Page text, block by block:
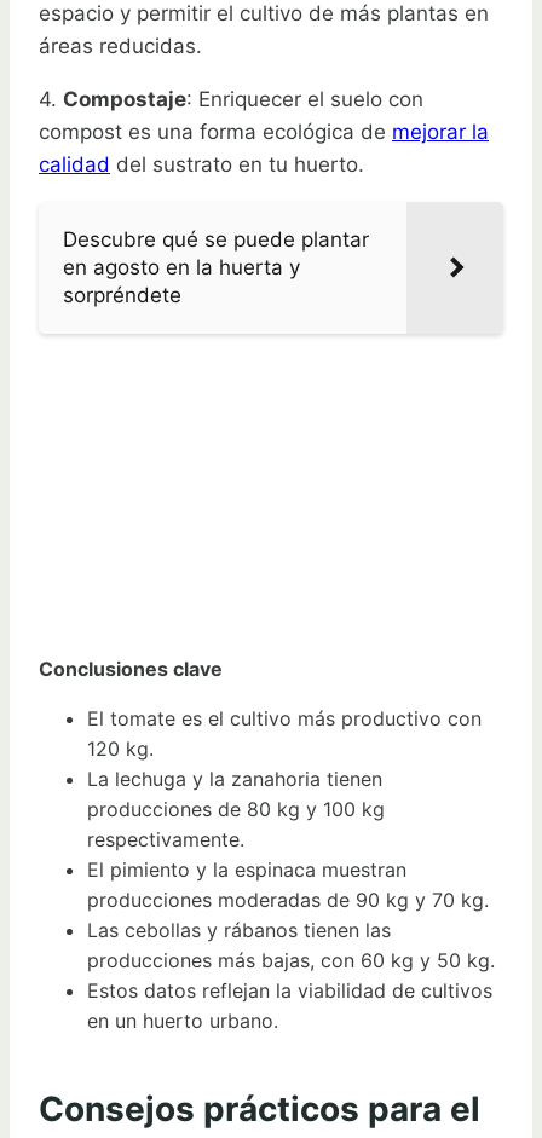
espacio y permitir el cultivo de más plantas en
áreas reducidas.
4. Compostaje: Enriquecer el suelo con
compost es una forma ecológica de mejorar la
calidad del sustrato en tu huerto.
Descubre qué se puede plantar
en agosto en la huerta y
sorpréndete
Conclusiones clave
El tomate es el cultivo más productivo con
120 kg.
La lechuga y la zanahoria tienen
producciones de 80 kg y 100 kg
respectivamente.
El pimiento y la espinaca muestran
producciones moderadas de 90 kg y 70 kg.
Las cebollas y rábanos tienen las
producciones más bajas, con 60 kg y 50 kg.
Estos datos reflejan la viabilidad de cultivos
en un huerto urbano.
Consejos prácticos para el